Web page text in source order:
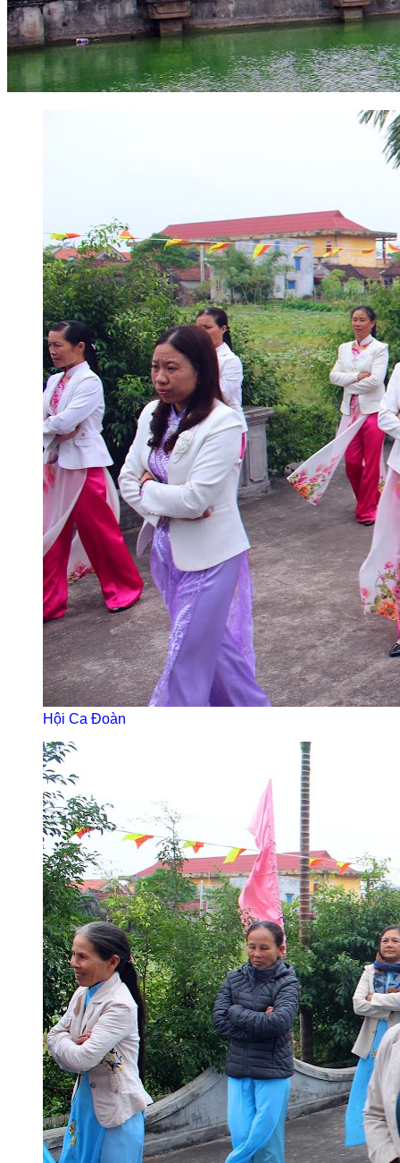
Hội Ca Đoàn